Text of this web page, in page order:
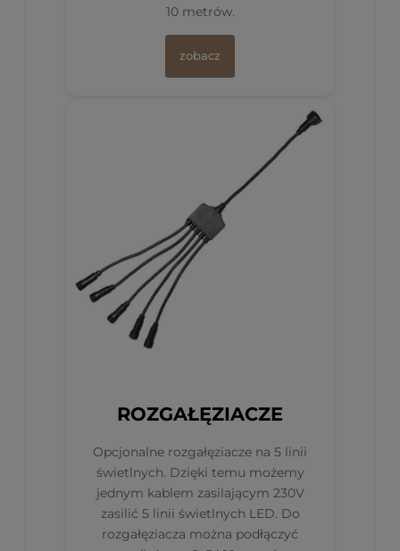
10 metrów.
zobacz
ROZGAŁĘZIACZE
Opcjonalne rozgałęziacze na 5 linii
świetlnych. Dzięki temu możemy
jednym kablem zasilającym 230V
zasilić 5 linii świetlnych LED. Do
rozgałęziacza można podłączyć